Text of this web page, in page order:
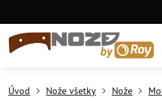
Úvod Nože všetky Nože